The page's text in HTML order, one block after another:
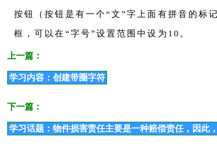
按钮（按钮是有一个“文”字上面有拼音的标
框，可以在“字号”设置范围中设为10。
上一篇：
学习内容：创建带圈字符
下一篇：
学习话题：物件损害责任主要是一种赔偿责任，因此